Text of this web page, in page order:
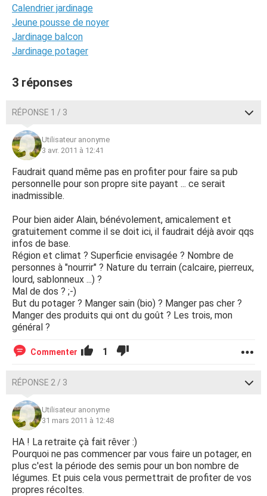
Calendrier jardinage
Jeune pousse de noyer
Jardinage balcon
Jardinage potager
3 réponses
RÉPONSE 1 / 3
Utilisateur anonyme
3 avr. 2011 à 12:41
Faudrait quand même pas en profiter pour faire sa pub
personnelle pour son propre site payant ... ce serait
inadmissible.
Pour bien aider Alain, bénévolement, amicalement et
gratuitement comme il se doit ici, il faudrait déjà avoir qqs
infos de base.
Région et climat ? Superficie envisagée ? Nombre de
personnes à "nourrir" ? Nature du terrain (calcaire, pierreux,
lourd, sablonneux ...) ?
Mal de dos ? ;-)
But du potager ? Manger sain (bio) ? Manger pas cher ?
Manger des produits qui ont du goût ? Les trois, mon
général ?
Commenter 1
RÉPONSE 2 / 3
Utilisateur anonyme
31 mars 2011 à 12:48
HA ! La retraite çà fait rêver :)
Pourquoi ne pas commencer par vous faire un potager, en
plus c'est la période des semis pour un bon nombre de
légumes. Et puis cela vous permettrait de profiter de vos
propres récoltes.